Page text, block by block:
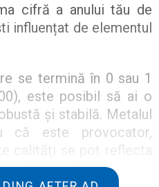
cifră a anului tău de
influențat de elementul
se termină în 0 sau 1
este posibil să ai o
și stabilă. Metalul
că este provocator,
în acești ani tind să